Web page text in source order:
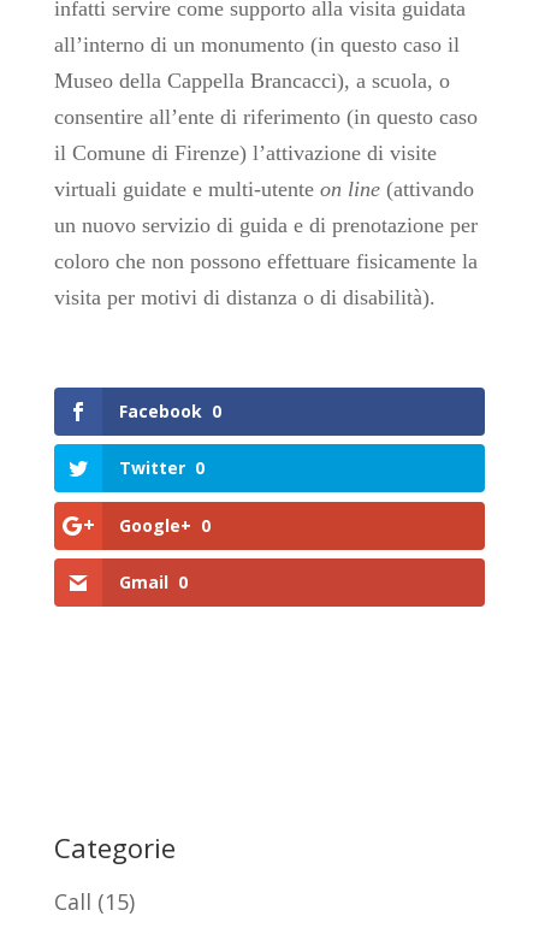
infatti servire come supporto alla visita guidata
all’interno di un monumento (in questo caso il
Museo della Cappella Brancacci), a scuola, o
consentire all’ente di riferimento (in questo caso
il Comune di Firenze) l’attivazione di visite
virtuali guidate e multi-utenteon line(attivando
un nuovo servizio di guida e di prenotazione per
coloro che non possono effettuare fisicamente la
visita per motivi di distanza o di disabilità).
Facebook 0
Twitter 0
Google+ 0
Gmail 0
Categorie
Call (15)